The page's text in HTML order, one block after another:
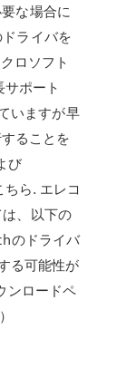
な場合に
ライバを
ロソフト
ポート
いますが早
ることを
び
ら. エレコ
、以下の
のドライバ
る可能性が
ンロードペ